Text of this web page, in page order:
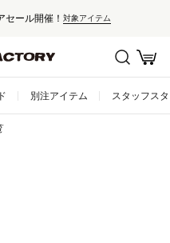
セール開催！ 対象アイテム
別注アイテム スタッフス